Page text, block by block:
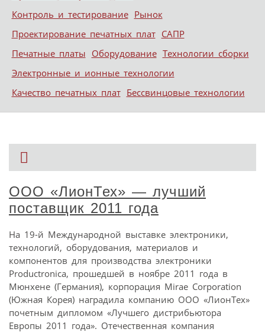
Контроль и тестирование Рынок
Проектирование печатных плат САПР
Печатные платы Оборудование Технологии сборки
Электронные и ионные технологии
Качество печатных плат Бессвинцовые технологии
ООО «ЛионТех» — лучший
поставщик 2011 года
На 19-й Международной выставке электроники,
технологий, оборудования, материалов и
компонентов для производства электроники
Productronica, прошедшей в ноябре 2011 года в
Мюнхене (Германия), корпорация Mirae Corporation
(Южная Корея) наградила компанию ООО «ЛионТех»
почетным дипломом «Лучшего дистрибьютора
Европы 2011 года». Отечественная компания